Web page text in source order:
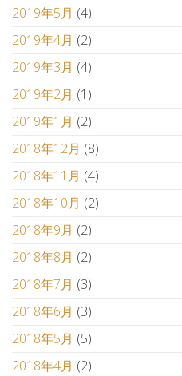
2019年5月 (4)
2019年4月 (2)
2019年3月 (4)
2019年2月 (1)
2019年1月 (2)
2018年12月 (8)
2018年11月 (4)
2018年10月 (2)
2018年9月 (2)
2018年8月 (2)
2018年7月 (3)
2018年6月 (3)
2018年5月 (5)
2018年4月 (2)